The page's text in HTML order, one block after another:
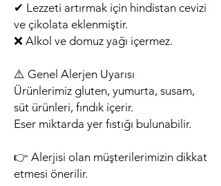
✔ Lezzeti artırmak için hindistan cevizi
ve çikolata eklenmiştir.
❌ Alkol ve domuz yağı içermez.
⚠️ Genel Alerjen Uyarısı
Ürünlerimiz gluten, yumurta, susam,
süt ürünleri, fındık içerir.
Eser miktarda yer fıstığı bulunabilir.
👉 Alerjisi olan müşterilerimizin dikkat
etmesi önerilir.